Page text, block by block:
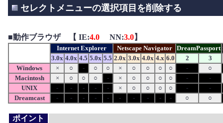
セレクトメニューの選択項目を削除する
■動作ブラウザ 【 IE:4.0 NN:3.0】
Internet Explorer Netscape Navigator DreamPassport
3.0x 4.0x 4.5 5.0x 5.5 2.0x 3.0x 4.0x 4.x 6.0 2
3
Windows
× ○ - ○ ○ × ○ ○ ○ ○ -
○
Macintosh
× ○ ○ ○ - × ○ ○ ○ ○ -
-
UNIX
- - - - - × ○ ○ ○ ○ -
-
Dreamcast
- - - - - - - - - - ○ ○
ポイント